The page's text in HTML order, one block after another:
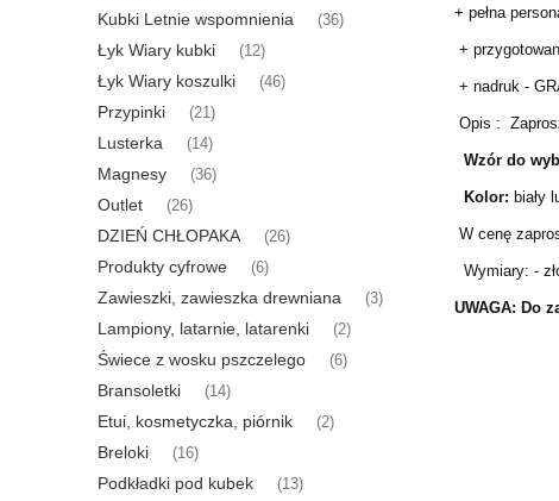
Kubki Letnie wspomnienia (36)
Łyk Wiary kubki (12)
Łyk Wiary koszulki (46)
Przypinki (21)
Lusterka (14)
Magnesy (36)
Outlet (26)
DZIEŃ CHŁOPAKA (26)
Produkty cyfrowe (6)
Zawieszki, zawieszka drewniana (3)
Lampiony, latarnie, latarenki (2)
Świece z wosku pszczelego (6)
Bransoletki (14)
Etui, kosmetyczka, piórnik (2)
Breloki (16)
Podkładki pod kubek (13)
+ pełna
+
+ nadruk -
Opis :
Wzór do
Kolor: biały
W cenę
Wymiary: -
UWAGA: Do